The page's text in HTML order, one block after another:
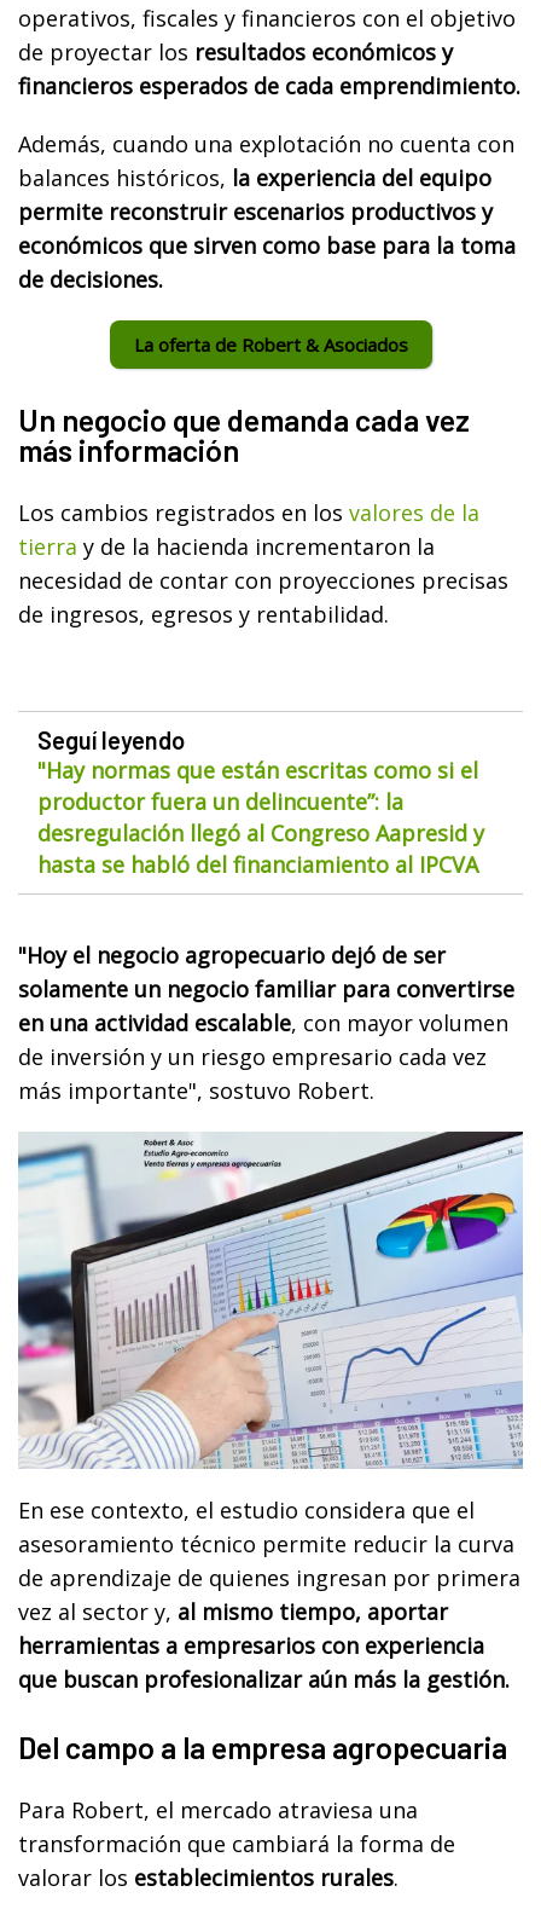
operativos, fiscales y financieros con el objetivo
de proyectar los resultados económicos y
financieros esperados de cada emprendimiento.
Además, cuando una explotación no cuenta con
balances históricos, la experiencia del equipo
permite reconstruir escenarios productivos y
económicos que sirven como base para la toma
de decisiones.
La oferta de Robert & Asociados
Un negocio que demanda cada vez
más información
Los cambios registrados en los valores de la
tierra y de la hacienda incrementaron la
necesidad de contar con proyecciones precisas
de ingresos, egresos y rentabilidad.
Seguí leyendo
"Hay normas que están escritas como si el
productor fuera un delincuente”: la
desregulación llegó al Congreso Aapresid y
hasta se habló del financiamiento al IPCVA
"Hoy el negocio agropecuario dejó de ser
solamente un negocio familiar para convertirse
en una actividad escalable, con mayor volumen
de inversión y un riesgo empresario cada vez
más importante", sostuvo Robert.
En ese contexto, el estudio considera que el
asesoramiento técnico permite reducir la curva
de aprendizaje de quienes ingresan por primera
vez al sector y, al mismo tiempo, aportar
herramientas a empresarios con experiencia
que buscan profesionalizar aún más la gestión.
Del campo a la empresa agropecuaria
Para Robert, el mercado atraviesa una
transformación que cambiará la forma de
valorar los establecimientos rurales.